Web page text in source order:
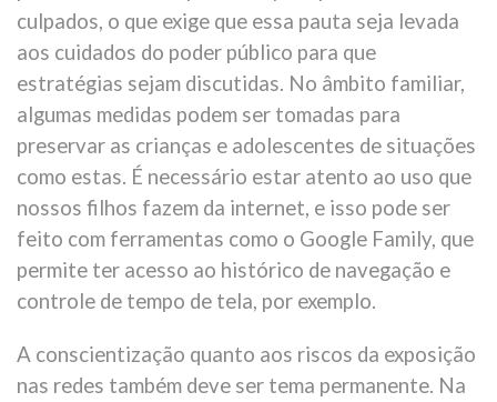
culpados, o que exige que essa pauta seja levada
aos cuidados do poder público para que
estratégias sejam discutidas. No âmbito familiar,
algumas medidas podem ser tomadas para
preservar as crianças e adolescentes de situações
como estas. É necessário estar atento ao uso que
nossos filhos fazem da internet, e isso pode ser
feito com ferramentas como o Google Family, que
permite ter acesso ao histórico de navegação e
controle de tempo de tela, por exemplo.
A conscientização quanto aos riscos da exposição
nas redes também deve ser tema permanente. Na